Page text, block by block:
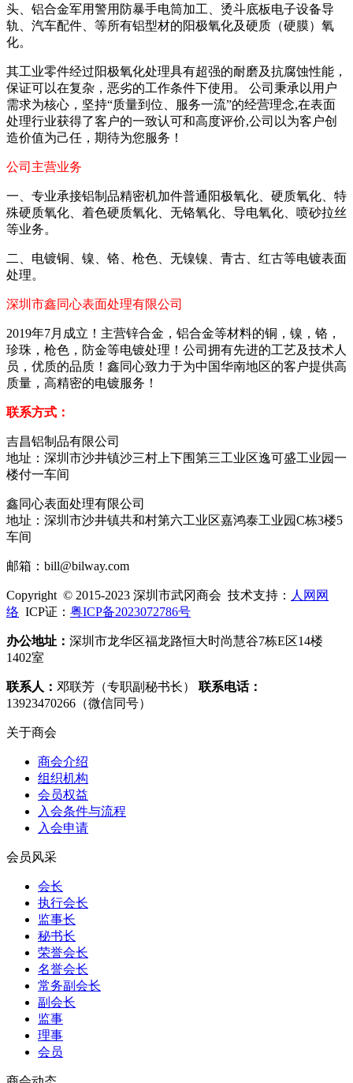
头、铝合金军用警用防暴手电筒加工、烫斗底板电子设备导
轨、汽车配件、等所有铝型材的阳极氧化及硬质（硬膜）氧
化。
其工业零件经过阳极氧化处理具有超强的耐磨及抗腐蚀性能，
保证可以在复杂，恶劣的工作条件下使用。 公司秉承以用户
需求为核心，坚持“质量到位、服务一流”的经营理念,在表面
处理行业获得了客户的一致认可和高度评价,公司以为客户创
造价值为己任，期待为您服务！
公司主营业务
一、专业承接铝制品精密机加件普通阳极氧化、硬质氧化、特
殊硬质氧化、着色硬质氧化、无铬氧化、导电氧化、喷砂拉丝
等业务。
二、电镀铜、镍、铬、枪色、无镍镍、青古、红古等电镀表面
处理。
深圳市鑫同心表面处理有限公司
2019年7月成立！主营锌合金，铝合金等材料的铜，镍，铬，
珍珠，枪色，防金等电镀处理！公司拥有先进的工艺及技术人
员，优质的品质！鑫同心致力于为中国华南地区的客户提供高
质量，高精密的电镀服务！
联系方式：
吉昌铝制品有限公司
地址：深圳市沙井镇沙三村上下围第三工业区逸可盛工业园一
楼付一车间
鑫同心表面处理有限公司
地址：深圳市沙井镇共和村第六工业区嘉鸿泰工业园C栋3楼5
车间
邮箱：bill@bilway.com
Copyright © 2015-2023 深圳市武冈商会 技术支持： 人网网
络 ICP证： 粤ICP备2023072786号
办公地址： 深圳市龙华区福龙路恒大时尚慧谷7栋E区14楼
1402室
联系人： 邓联芳（专职副秘书长） 联系电话：
13923470266（微信同号）
关于商会
商会介绍
组织机构
会员权益
入会条件与流程
入会申请
会员风采
会长
执行会长
监事长
秘书长
荣誉会长
名誉会长
常务副会长
副会长
监事
理事
会员